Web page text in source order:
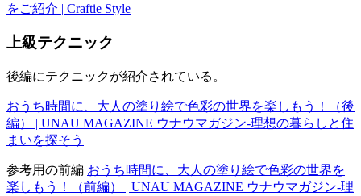
をご紹介 | Craftie Style
上級テクニック
後編にテクニックが紹介されている。
おうち時間に、大人の塗り絵で色彩の世界を楽しもう！（後
編） | UNAU MAGAZINE ウナウマガジン-理想の暮らしと住
まいを探そう
参考用の前編 おうち時間に、大人の塗り絵で色彩の世界を
楽しもう！（前編） | UNAU MAGAZINE ウナウマガジン-理